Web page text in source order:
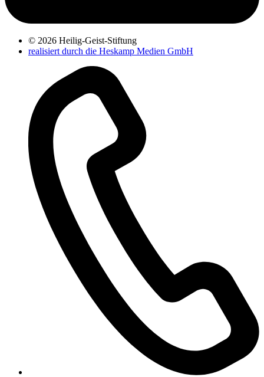
© 2026 Heilig-Geist-Stiftung
realisiert durch die Heskamp Medien GmbH